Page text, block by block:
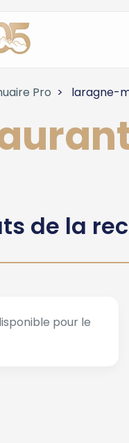
Pro laragne-
de la
pour le